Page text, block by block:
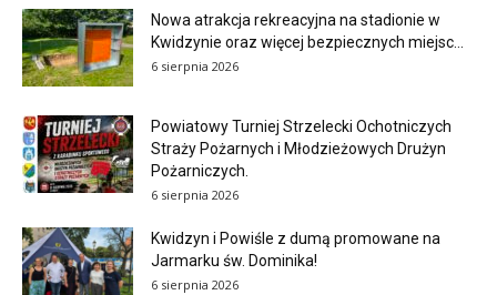
Nowa atrakcja rekreacyjna na stadionie w
Kwidzynie oraz więcej bezpiecznych miejsc...
6 sierpnia 2026
Powiatowy Turniej Strzelecki Ochotniczych
Straży Pożarnych i Młodzieżowych Drużyn
Pożarniczych.
6 sierpnia 2026
Kwidzyn i Powiśle z dumą promowane na
Jarmarku św. Dominika!
6 sierpnia 2026